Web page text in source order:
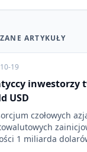
ARTYKUŁY
19
inwestorzy
USD
czołowych
1 miliarda